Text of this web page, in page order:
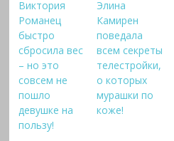
Виктория
Романец
быстро
сбросила вес
– но это
совсем не
пошло
девушке на
пользу!
Элина
Камирен
поведала
всем секреты
телестройки,
о которых
мурашки по
коже!